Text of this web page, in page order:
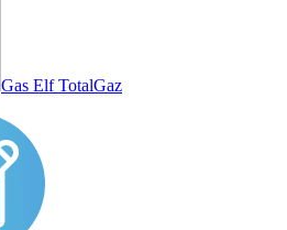
Gas Elf TotalGaz